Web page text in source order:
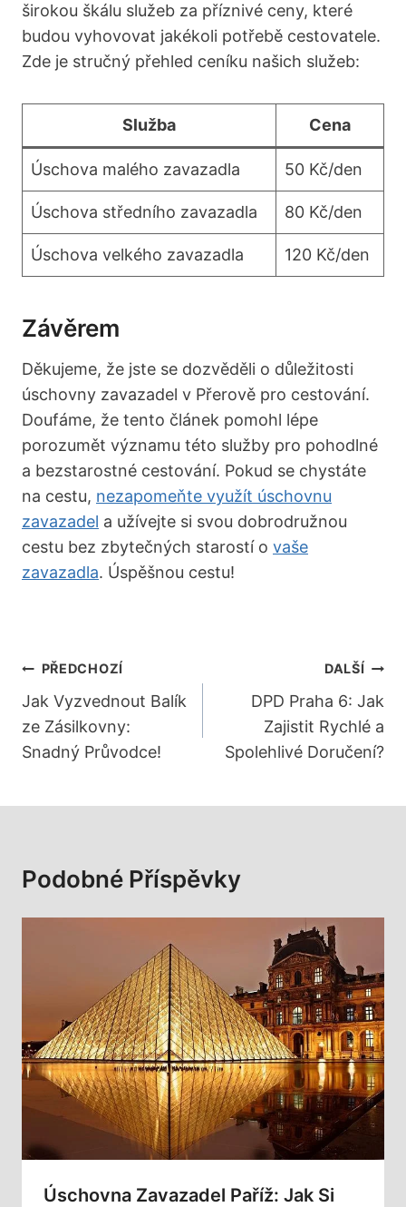
širokou škálu služeb za příznivé ceny, které
budou vyhovovat jakékoli potřebě cestovatele.
Zde je stručný přehled ceníku našich služeb:
Služba Cena
Úschova malého zavazadla 50 Kč/den
Úschova středního zavazadla 80 Kč/den
Úschova velkého zavazadla 120 Kč/den
Závěrem
Děkujeme, že jste se dozvěděli o důležitosti
úschovny zavazadel v Přerově pro cestování.
Doufáme, že tento článek pomohl lépe
porozumět významu této služby pro pohodlné
a bezstarostné cestování. Pokud se chystáte
na cestu, nezapomeňte využít úschovnu
zavazadel a užívejte si svou dobrodružnou
cestu bez zbytečných starostí o vaše
zavazadla. Úspěšnou cestu!
Navigace
Pro
Příspěvek
PŘEDCHOZÍ
Jak Vyzvednout Balík
ze Zásilkovny:
Snadný Průvodce!
DALŠÍ
DPD Praha 6: Jak
Zajistit Rychlé a
Spolehlivé Doručení?
Podobné Příspěvky
Úschovna Zavazadel Paříž: Jak Si